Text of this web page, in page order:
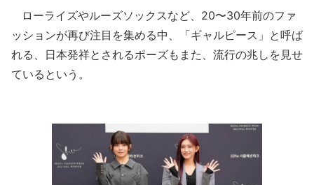
ローライズやルーズソックスなど、20〜30年前のファ
ッションが再び注目を集める中、「ギャルピース」と呼ば
れる、日本発祥とされるポーズもまた、流行の兆しを見せ
ているという。